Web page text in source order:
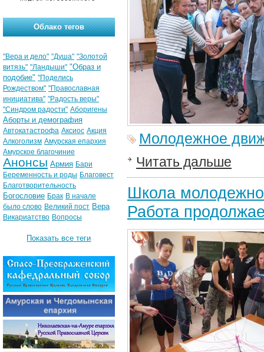
Молодежное
Читать дальше
Школа
Работа
Облако тегов
"Вера и дело" "Душа" "Золотой
витязь" "Ландыши" "Образ и
подобие" "Поделись
Рождеством" "Православная
инициатива" "Радость веры"
"Синдром радости" Аборигены
Аборты и демография
Автокатастрофа Аксиос Акция
Алкоголизм Амурская епархия
Амурское благочиние
Анонсы Армия Бари
Беременность и роды Благовест
Благотворительность
Богословие Брак В начале
было слово Великий пост Вера
Викариатство Вопросы
Показать все теги